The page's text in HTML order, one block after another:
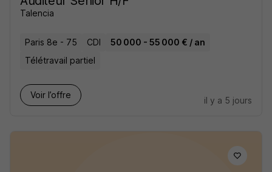
Talencia
Paris 8e - 75 CDI
50 000 - 55 000 € / an
Télétravail partiel
Voir l’offre
il y a 5 jours